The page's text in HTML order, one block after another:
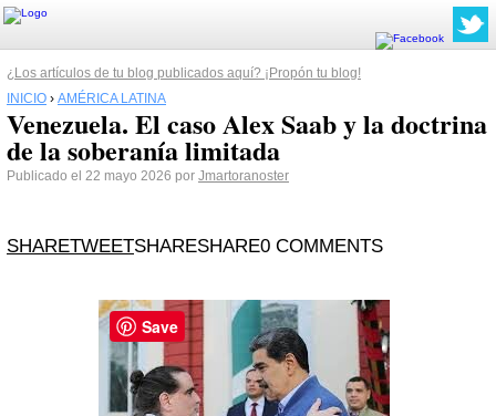
¿Los artículos de tu blog publicados aquí? ¡Propón tu blog!
INICIO › AMÉRICA LATINA
Venezuela. El caso Alex Saab y la doctrina
de la soberanía limitada
Publicado el 22 mayo 2026 por Jmartoranoster
SHARETWEETSHARESHARE0 COMMENTS
Save